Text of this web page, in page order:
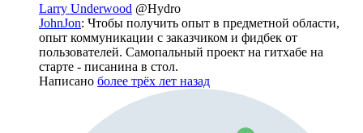
Larry Underwood @Hydro
JohnJon: Чтобы получить опыт в предметной области,
опыт коммуникации с заказчиком и фидбек от
пользователей. Самопальный проект на гитхабе на
старте - писанина в стол.
Написано более трёх лет назад